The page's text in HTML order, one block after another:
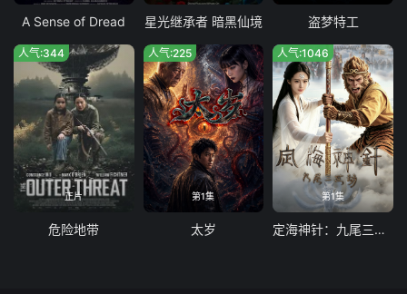
A Sense of Dread 星光继承者 暗黑仙境 盗梦特工
正片
人气:344
危险地带
第1集
人气:225
太岁
第1集
人气:1046
定海神针：九尾三世劫